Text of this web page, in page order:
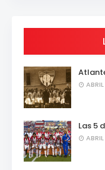
Las 5
ABRIL